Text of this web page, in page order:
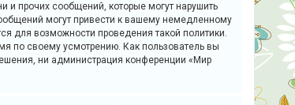
и прочих сообщений, которые могут нарушить
могут привести к вашему немедленному
для возможности проведения такой политики.
по своему усмотрению. Как пользователь вы
ни администрация конференции «Мир